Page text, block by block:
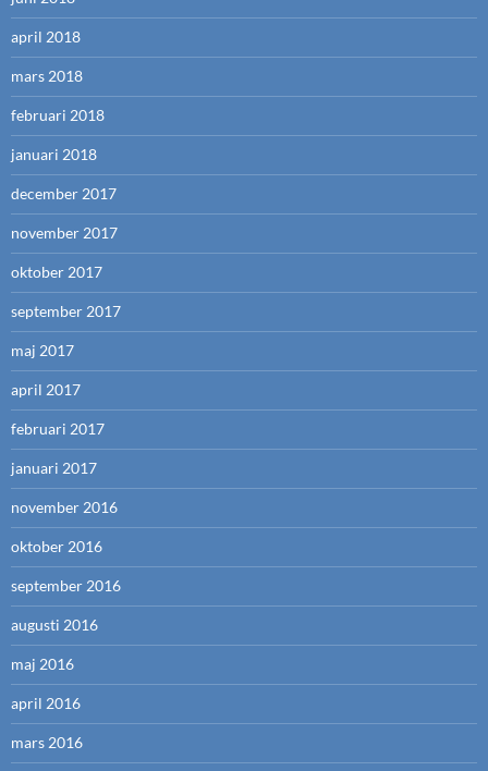
april 2018
mars 2018
februari 2018
januari 2018
december 2017
november 2017
oktober 2017
september 2017
maj 2017
april 2017
februari 2017
januari 2017
november 2016
oktober 2016
september 2016
augusti 2016
maj 2016
april 2016
mars 2016